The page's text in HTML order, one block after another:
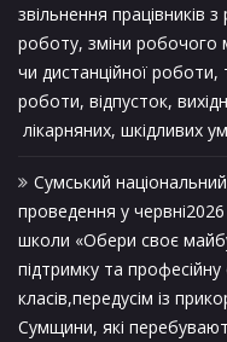
звільнення працівників
роботу, зміни робочого
чи дистанційної
роботи, відпусток,
лікарняних, шкідливих
Сумський національний
проведення у
школи «Обери своє
підтримку та професійну
класів,передусім із
Сумщини, які